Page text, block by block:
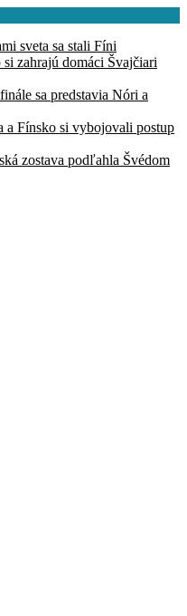
sveta sa stali Fíni
zahrajú domáci Švajčiari
sa predstavia Nóri a
Fínsko si vybojovali postup
zostava podľahla Švédom